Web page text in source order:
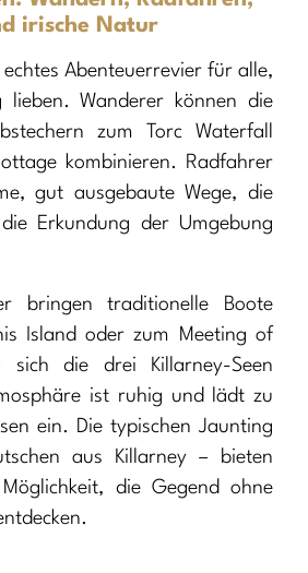
irische Natur
echtes Abenteuerrevier für alle,
lieben. Wanderer können die
zum Torc Waterfall
kombinieren. Radfahrer
gut ausgebaute Wege, die
Erkundung der Umgebung
bringen traditionelle Boote
Island oder zum Meeting of
die drei Killarney-Seen
ist ruhig und lädt zu
ein. Die typischen Jaunting
aus Killarney – bieten
die Gegend ohne